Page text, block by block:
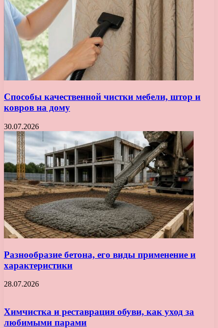
Способы качественной чистки мебели, штор и
ковров на дому
30.07.2026
Разнообразие бетона, его виды применение и
характеристики
28.07.2026
Химчистка и реставрация обуви, как уход за
любимыми парами